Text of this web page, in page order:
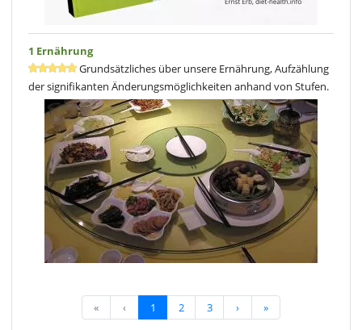
1 Ernährung
Grundsätzliches über unsere Ernährung, Aufzählung
der signifikanten Änderungsmöglichkeiten anhand von Stufen.
« ‹ 1 2 3 › »